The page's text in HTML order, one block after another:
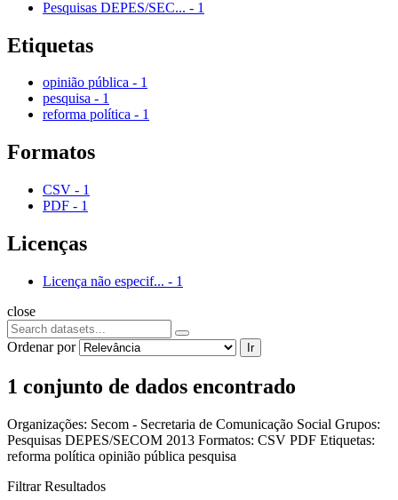
Pesquisas DEPES/SEC... - 1
Etiquetas
opinião pública - 1
pesquisa - 1
reforma política - 1
Formatos
CSV - 1
PDF - 1
Licenças
Licença não especif... - 1
close
Ordenar por Ir
1 conjunto de dados encontrado
Organizações: Secom - Secretaria de Comunicação Social Grupos:
Pesquisas DEPES/SECOM 2013 Formatos: CSV PDF Etiquetas:
reforma política opinião pública pesquisa
Filtrar Resultados